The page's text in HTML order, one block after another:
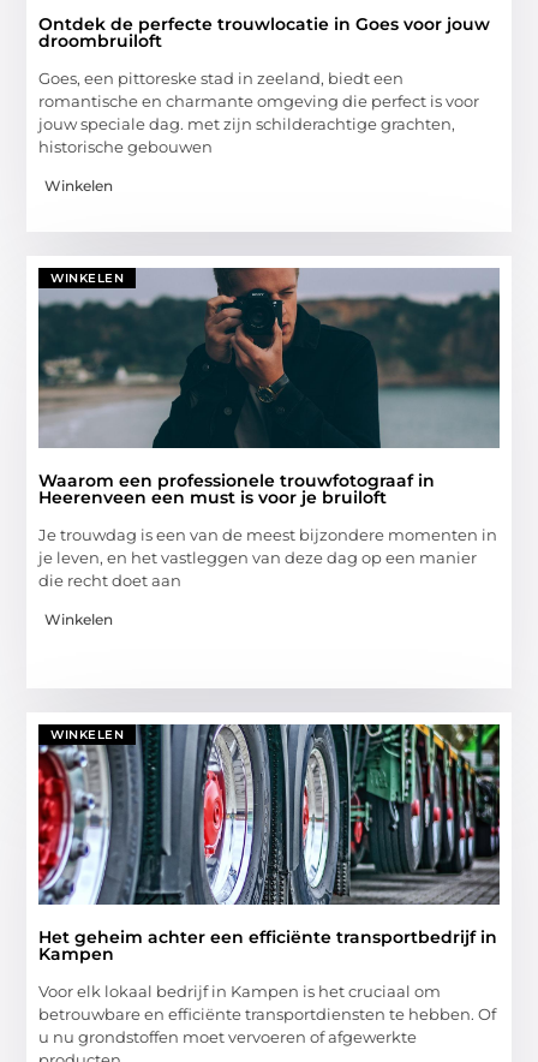
Ontdek de perfecte trouwlocatie in Goes voor jouw
droombruiloft
Goes, een pittoreske stad in zeeland, biedt een
romantische en charmante omgeving die perfect is voor
jouw speciale dag. met zijn schilderachtige grachten,
historische gebouwen
Winkelen
WINKELEN
Waarom een professionele trouwfotograaf in
Heerenveen een must is voor je bruiloft
Je trouwdag is een van de meest bijzondere momenten in
je leven, en het vastleggen van deze dag op een manier
die recht doet aan
Winkelen
WINKELEN
Het geheim achter een efficiënte transportbedrijf in
Kampen
Voor elk lokaal bedrijf in Kampen is het cruciaal om
betrouwbare en efficiënte transportdiensten te hebben. Of
u nu grondstoffen moet vervoeren of afgewerkte